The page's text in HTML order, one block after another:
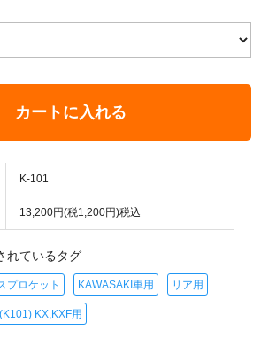
カートに入れる
K-101
13,200円(税1,200円)税込
れているタグ
プロケット KAWASAKI車用 リア用
(K101) KX,KXF用